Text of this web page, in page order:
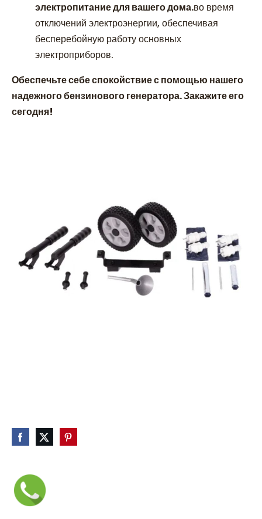
электропитание для вашего дома.во время
отключений электроэнергии, обеспечивая
бесперебойную работу основных
электроприборов.
Обеспечьте себе спокойствие с помощью нашего
надежного бензинового генератора. Закажите его
сегодня!